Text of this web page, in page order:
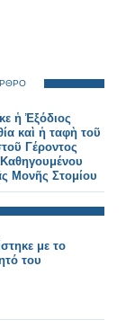
ἡ Ἐξόδιος
καὶ ἡ ταφὴ τοῦ
Γέροντος
Μονῆς Στομίου
με το
του